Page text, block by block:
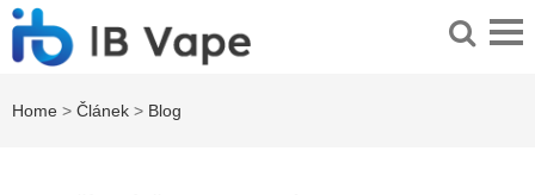
Home > Článek > Blog